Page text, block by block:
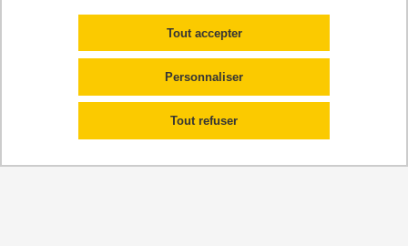
Tout accepter
Tout refuser
Personnaliser
Moving from Theory to Practice(Irina MUKHLYNINA)
L'authenticité / Authenticity(2023)
disponibles sur HAL
Authenticité et contextes d’enseignement de